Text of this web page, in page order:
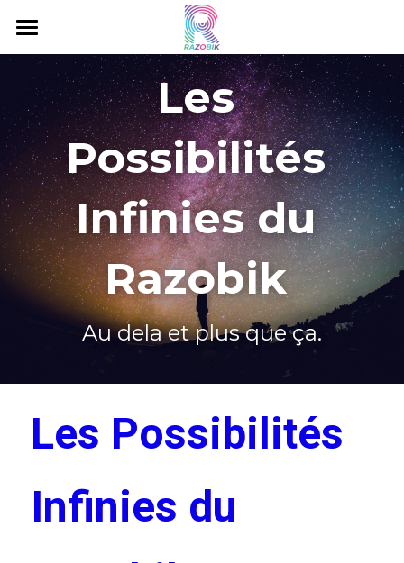
Accueil
C'est quoi le Razobik ?
Livres Razobik
Razobik Music
Eau Minérale
Gorillox
Projets
Les
Possibilités
Infinies du
Razobik
Au dela et plus que ça.
Les Possibilités
Infinies du